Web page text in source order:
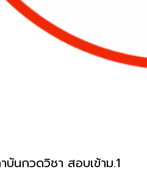
นกวดวิชา สอบเข้าม.1